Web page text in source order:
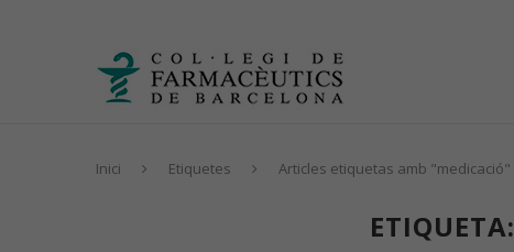
Inici Etiquetes Articles etiquetas amb "medicació"
ETIQUETA: